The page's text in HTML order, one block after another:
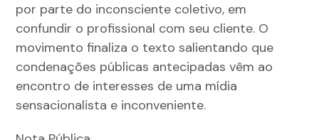
por parte do inconsciente coletivo, em
confundir o profissional com seu cliente. O
movimento finaliza o texto salientando que
condenações públicas antecipadas vêm ao
encontro de interesses de uma mídia
sensacionalista e inconveniente.